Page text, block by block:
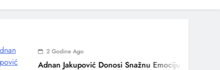
2 Godine Ago
Adnan Jakupović Donosi Snažnu Emociju U Novoj